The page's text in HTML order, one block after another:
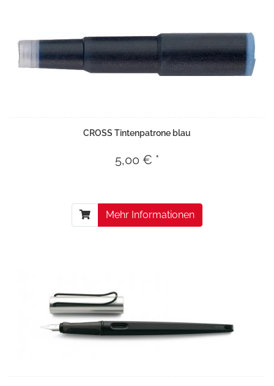
CROSS Tintenpatrone blau
5,00 € *
Mehr Informationen